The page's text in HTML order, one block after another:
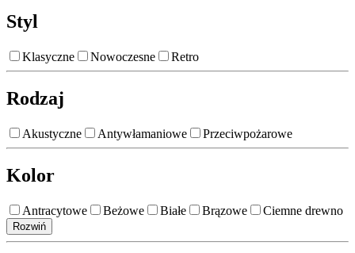
Styl
Klasyczne Nowoczesne Retro
Rodzaj
Akustyczne Antywłamaniowe Przeciwpożarowe
Kolor
Antracytowe Beżowe Białe Brązowe Ciemne drewno
Rozwiń